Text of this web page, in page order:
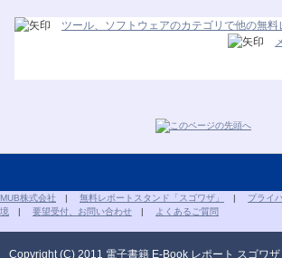
ツール、ソフトウェアのカテゴリで他の無
MUB株式会社 | 無料レポートスタンド「スゴワザ」 | プライ
境 | 要望受付、お問い合わせ | よくあるご質問
Copyright (C) 2011 電子書籍 E-Book レポート スゴワ